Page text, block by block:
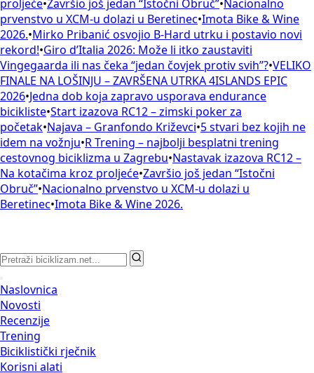
proljeće•Završio još jedan “Istočni Obruč”•Nacionalno
prvenstvo u XCM-u dolazi u Beretinec•Imota Bike & Wine
2026.•Mirko Pribanić osvojio B-Hard utrku i postavio novi
rekord!•Giro d’Italia 2026: Može li itko zaustaviti
Vingegaarda ili nas čeka “jedan čovjek protiv svih”?•VELIKO
FINALE NA LOŠINJU – ZAVRŠENA UTRKA 4ISLANDS EPIC
2026•Jedna dob koja zapravo usporava endurance
bicikliste•Start izazova RC12 – zimski poker za
početak•Najava – Granfondo Križevci•5 stvari bez kojih ne
idem na vožnju•R Trening – najbolji besplatni trening
cestovnog biciklizma u Zagrebu•Nastavak izazova RC12 –
Na kotačima kroz proljeće•Završio još jedan “Istočni
Obruč”•Nacionalno prvenstvo u XCM-u dolazi u
Beretinec•Imota Bike & Wine 2026.
Naslovnica
Novosti
Recenzije
Trening
Biciklistički rječnik
Korisni alati